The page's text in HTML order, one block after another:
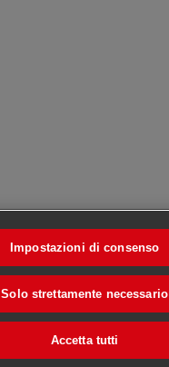
Impostazioni di consenso
Solo strettamente necessario
Accetta tutti